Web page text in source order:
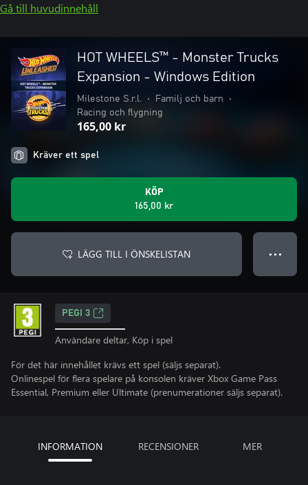
Gå till huvudinnehåll
HOT WHEELS™ - Monster Trucks
Expansion - Windows Edition
Milestone S.r.l. • Familj och barn
•
Racing och flygning
165,00 kr
Kräver ett spel
KÖP
165,00 kr
LÄGG TILL I ÖNSKELISTAN ● ● ●
PEGI 3
Användare deltar, Köp i spel
För det här innehållet krävs ett spel (säljs separat).
Onlinespel för flera spelare på konsolen kräver Xbox Game Pass
Essential, Premium eller Ultimate (prenumerationer säljs separat).
INFORMATION RECENSIONER MER